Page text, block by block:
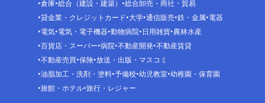
倉庫 総合（建設・建築）
総合卸売・商社・貿易
貸金業・クレジットカード 大学 通信販売 鉄・金属 電器
電気 電気・電子機器 動物病院 日用雑貨 農林水産
百貨店・スーパー 病院 不動産開発 不動産賃貸
不動産売買 保険 放送・出版・マスコミ
油脂加工・洗剤・塗料 予備校 幼児教室 幼稚園・保育園
旅館・ホテル 旅行・レジャー